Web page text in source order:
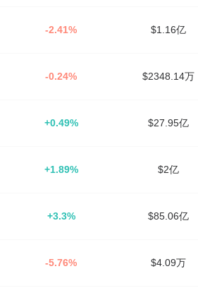
-2.41% $1.16亿
-0.24% $2348.14万
+0.49% $27.95亿
+1.89% $2亿
+3.3% $85.06亿
-5.76% $4.09万